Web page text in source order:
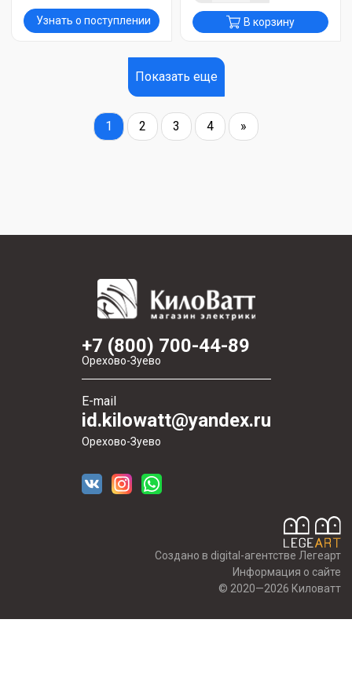
Узнать о поступлении В корзину
Показать еще
1 2 3 4 »
+7 (800) 700-44-89
Орехово-Зуево
E-mail
id.kilowatt@yandex.ru
Орехово-Зуево
© 2020—2026 Киловатт
Создано в digital-агентстве Легеарт
Информация о сайте